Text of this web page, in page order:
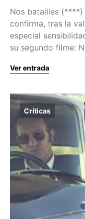
Nos batailles (****)
confirma, tras la
especial
su segundo filme:
Ver entrada
Críticas